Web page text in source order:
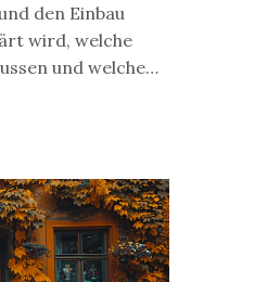
den Einbau
wird, welche
und welche
für die Auswahl